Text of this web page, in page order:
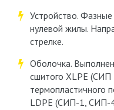
Устройство.
нулевой жилы.
стрелке.
Оболочка.
сшитого XLPE
термопластичного
LDPE (СИП-1, СИП-